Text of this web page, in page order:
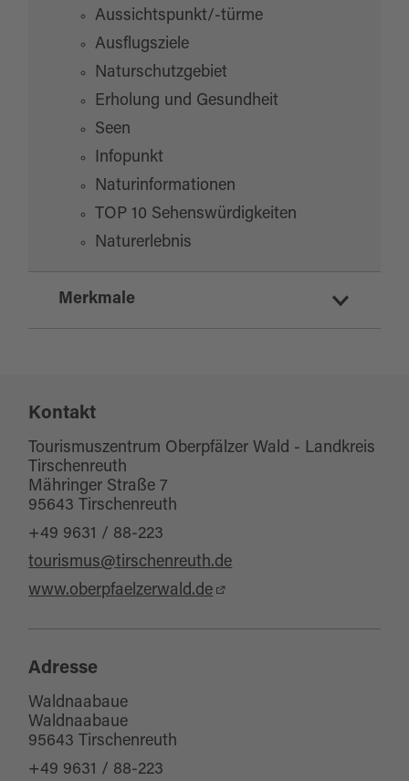
Aussichtspunkt/-türme
Ausflugsziele
Naturschutzgebiet
Erholung und Gesundheit
Seen
Infopunkt
Naturinformationen
TOP 10 Sehenswürdigkeiten
Naturerlebnis
Merkmale
Kontakt
Tourismuszentrum Oberpfälzer Wald - Landkreis
Tirschenreuth
Mähringer Straße 7
95643 Tirschenreuth
+49 9631 / 88-223
tourismus@tirschenreuth.de
www.oberpfaelzerwald.de
Adresse
Waldnaabaue
Waldnaabaue
95643 Tirschenreuth
+49 9631 / 88-223